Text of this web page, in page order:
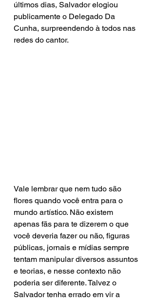
últimos dias, Salvador elogiou
publicamente o Delegado Da
Cunha, surpreendendo à todos nas
redes do cantor.
Vale lembrar que nem tudo são
flores quando você entra para o
mundo artístico. Não existem
apenas fãs para te dizerem o que
você deveria fazer ou não, figuras
públicas, jornais e mídias sempre
tentam manipular diversos assuntos
e teorias, e nesse contexto não
poderia ser diferente. Talvez o
Salvador tenha errado em vir a